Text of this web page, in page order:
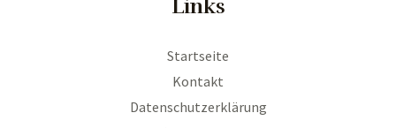
Links
Startseite
Kontakt
Datenschutzerklärung